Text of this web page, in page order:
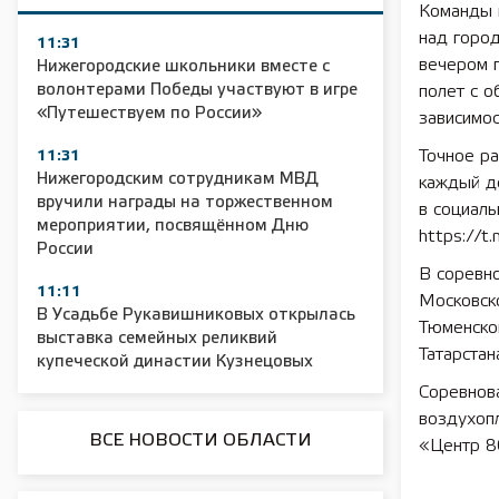
11:31
Нижегородские школьники вместе с
волонтерами Победы участвуют в игре
«Путешествуем по России»
11:31
Нижегородским сотрудникам МВД
вручили награды на торжественном
мероприятии, посвящённом Дню
России
11:11
В Усадьбе Рукавишниковых открылась
выставка семейных реликвий
купеческой династии Кузнецовых
ВСЕ НОВОСТИ ОБЛАСТИ
Команды
над
вечером
полет с
Точное
каждый
в
https://
В
«Центр